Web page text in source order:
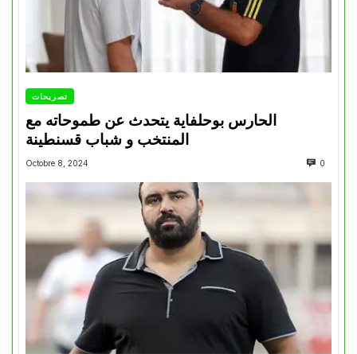
تصريحات
الحارس بوحلفاية يتحدث عن طموحاته مع
المنتخب و شباب قسنطينة
Octobre 8, 2024 0